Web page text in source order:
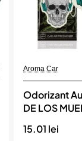
Aroma Car
Odorizant
DE LOS
Car
15.01 lei